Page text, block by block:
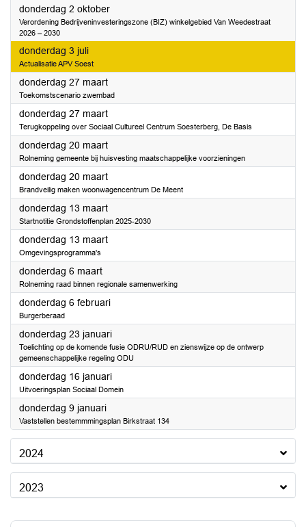
donderdag 2 oktober2025
Verordening Bedrijveninvesteringszone (BIZ) winkelgebied Van Weedestraat
2026 – 2030
donderdag 3 juli2025
Actualisatie APV Soest
donderdag 27 maart2025
Toekomstscenario zwembad
donderdag 27 maart2025
Terugkoppeling over Sociaal Cultureel Centrum Soesterberg, De Basis
donderdag 20 maart2025
Rolneming gemeente bij huisvesting maatschappelijke voorzieningen
donderdag 20 maart2025
Brandveilig maken woonwagencentrum De Meent
donderdag 13 maart2025
Startnotitie Grondstoffenplan 2025-2030
donderdag 13 maart2025
Omgevingsprogramma's
donderdag 6 maart2025
Rolneming raad binnen regionale samenwerking
donderdag 6 februari2025
Burgerberaad
donderdag 23 januari2025
Toelichting op de komende fusie ODRU/RUD en zienswijze op de ontwerp
gemeenschappelijke regeling ODU
donderdag 16 januari2025
Uitvoeringsplan Sociaal Domein
donderdag 9 januari2025
Vaststellen bestemmmingsplan Birkstraat 134
2024
2023